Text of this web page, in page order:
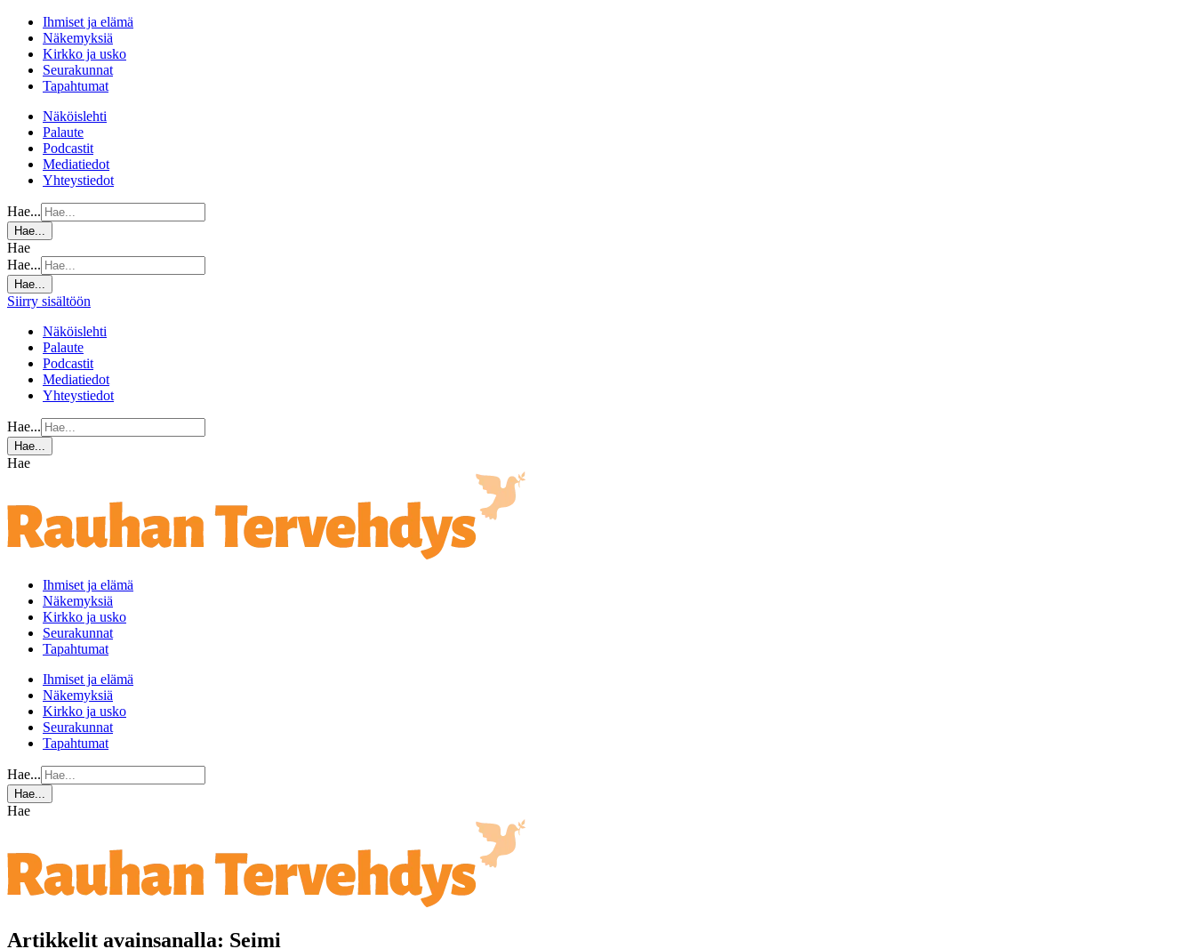
Ihmiset ja elämä
Näkemyksiä
Kirkko ja usko
Seurakunnat
Tapahtumat
Näköislehti
Palaute
Podcastit
Mediatiedot
Yhteystiedot
Hae...
Hae...
Hae
Hae...
Hae...
Siirry sisältöön
Näköislehti
Palaute
Podcastit
Mediatiedot
Yhteystiedot
Hae...
Hae...
Hae
Ihmiset ja elämä
Näkemyksiä
Kirkko ja usko
Seurakunnat
Tapahtumat
Ihmiset ja elämä
Näkemyksiä
Kirkko ja usko
Seurakunnat
Tapahtumat
Hae...
Hae...
Hae
Artikkelit avainsanalla: Seimi